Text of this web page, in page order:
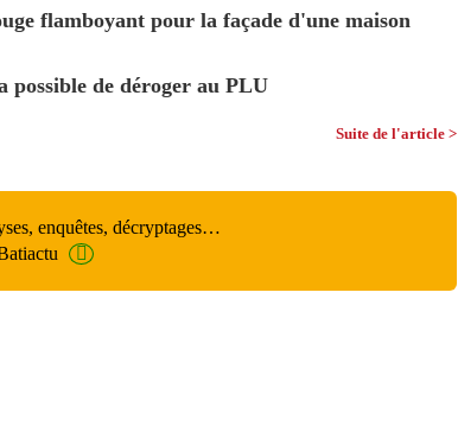
flamboyant pour la façade d'une maison
de déroger au PLU
Suite de l'article >
enquêtes, décryptages…